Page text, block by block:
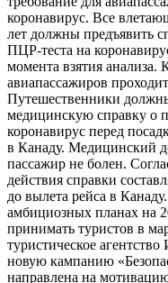
коронавирус. Все
лет должны предъявить
ПЦР-теста на
момента взятия анализа.
авиапассажиров
Путешественники
медицинскую справку о
коронавирус перед
в Канаду. Медицинский
пассажир не болен.
действия справки
до вылета рейса в
амбициозных планах на
принимать туристов в
туристическое
новую кампанию
направлена ​​на